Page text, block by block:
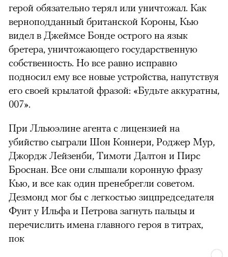
герой обязательно терял или уничтожал. Как
верноподданный британской Короны, Кью
видел в Джеймсе Бонде острого на язык
бретера, уничтожающего государственную
собственность. Но все равно исправно
подносил ему все новые устройства, напутствуя
его своей крылатой фразой: «Будьте аккуратны,
007».
При Лльюэлине агента с лицензией на
убийство сыграли Шон Коннери, Роджер Мур,
Джордж Лейзенби, Тимоти Далтон и Пирс
Броснан. Все они слышали коронную фразу
Кью, и все как один пренебрегли советом.
Дезмонд мог бы с легкостью зицпредседателя
Фунт у Ильфа и Петрова загнуть пальцы и
перечислить имена главного героя в титрах,
пок